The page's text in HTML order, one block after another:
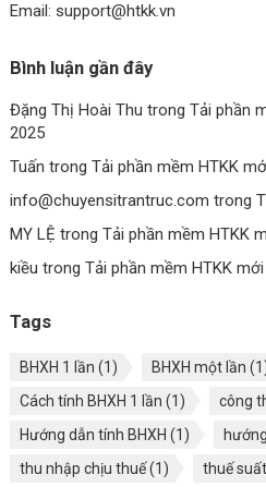
Email: support@htkk.vn
Bình luận gần đây
Đặng Thị Hoài Thu trong Tải phần
2025
Tuấn trong Tải phần mềm HTKK
info@chuyensitrantruc.com trong
MY LỆ trong Tải phần mềm HTKK
kiều trong Tải phần mềm HTKK
Tags
BHXH 1 lần (1) BHXH một lần
Cách tính BHXH 1 lần (1) công
Hướng dẫn tính BHXH (1)
thu nhập chịu thuế(1) thuế suất